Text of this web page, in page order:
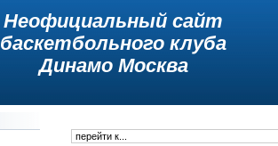
Неофициальный сайт
баскетбольного клуба
Динамо Москва